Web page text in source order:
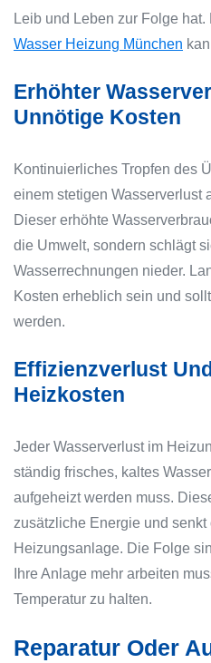
Leib und Leben zur Folge
Wasser Heizung München
Erhöhter
Unnötige Kosten
Kontinuierliches Tropfen des
einem stetigen Wasserverlust
Dieser erhöhte
die Umwelt, sondern schlägt
Wasserrechnungen nieder.
Kosten erheblich sein und
werden.
Effizienzverlust
Heizkosten
Jeder Wasserverlust im
ständig frisches, kaltes
aufgeheizt werden muss.
zusätzliche Energie und
Heizungsanlage. Die Folge
Ihre Anlage mehr arbeiten
Temperatur zu halten.
Reparatur Oder